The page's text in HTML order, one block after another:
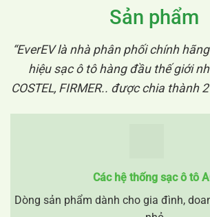
Sản phẩm
“EverEV là nhà phân phối chính
hiệu sạc ô tô hàng đầu thế giới
COSTEL, FIRMER.. được chia thành
Các hệ thống sạc ô tô
Dòng sản phẩm dành cho gia đình,